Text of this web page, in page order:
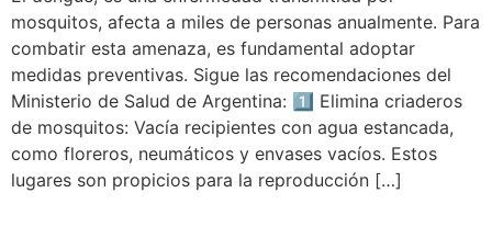
mosquitos, afecta a miles de personas anualmente. Para
combatir esta amenaza, es fundamental adoptar
medidas preventivas. Sigue las recomendaciones del
Ministerio de Salud de Argentina: 1️⃣ Elimina criaderos
de mosquitos: Vacía recipientes con agua estancada,
como floreros, neumáticos y envases vacíos. Estos
lugares son propicios para la reproducción […]